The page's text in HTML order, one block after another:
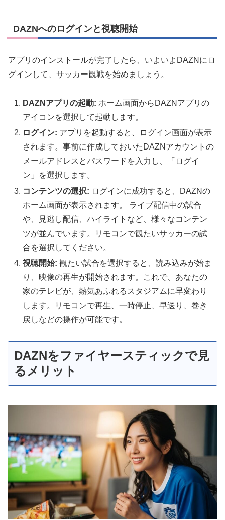
DAZNへのログインと視聴開始
アプリのインストールが完了したら、いよいよDAZNにロ
グインして、サッカー観戦を始めましょう。
DAZNアプリの起動: ホーム画面からDAZNアプリの
アイコンを選択して起動します。
ログイン: アプリを起動すると、ログイン画面が表示
されます。事前に作成しておいたDAZNアカウントの
メールアドレスとパスワードを入力し、「ログイ
ン」を選択します。
コンテンツの選択: ログインに成功すると、DAZNの
ホーム画面が表示されます。 ライブ配信中の試合
や、見逃し配信、ハイライトなど、様々なコンテン
ツが並んでいます。リモコンで観たいサッカーの試
合を選択してください。
視聴開始: 観たい試合を選択すると、読み込みが始ま
り、映像の再生が開始されます。これで、あなたの
家のテレビが、熱気あふれるスタジアムに早変わり
します。リモコンで再生、一時停止、早送り、巻き
戻しなどの操作が可能です。
DAZNをファイヤースティックで見
るメリット